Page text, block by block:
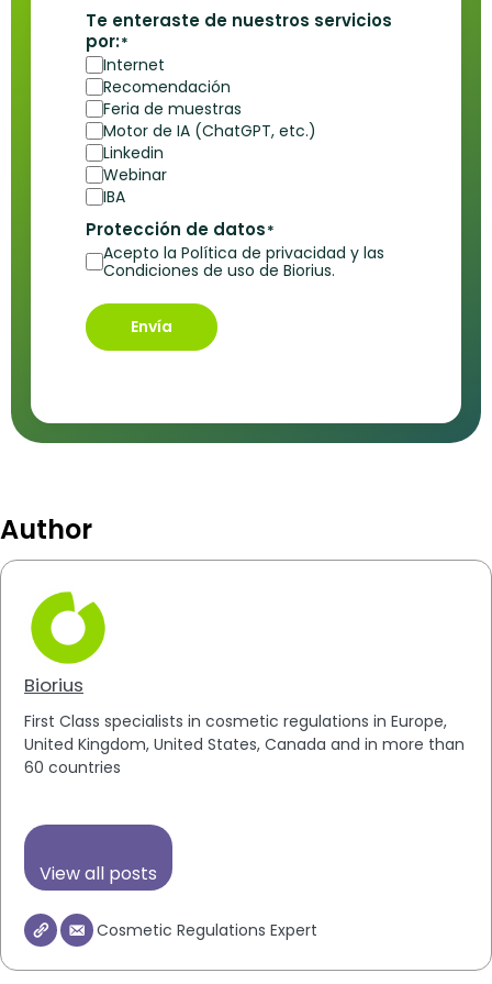
Te enteraste de nuestros servicios
por:*
Internet
Recomendación
Feria de muestras
Motor de IA (ChatGPT, etc.)
Linkedin
Webinar
IBA
Protección de datos*
Acepto la Política de privacidad y las
Condiciones de uso de Biorius.
Envía
Author
Biorius
First Class specialists in cosmetic regulations in Europe,
United Kingdom, United States, Canada and in more than
60 countries
View all posts
Cosmetic Regulations Expert